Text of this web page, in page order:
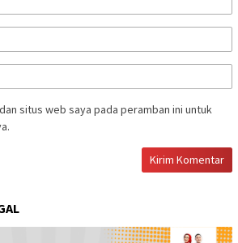
situs web saya pada peramban ini untuk